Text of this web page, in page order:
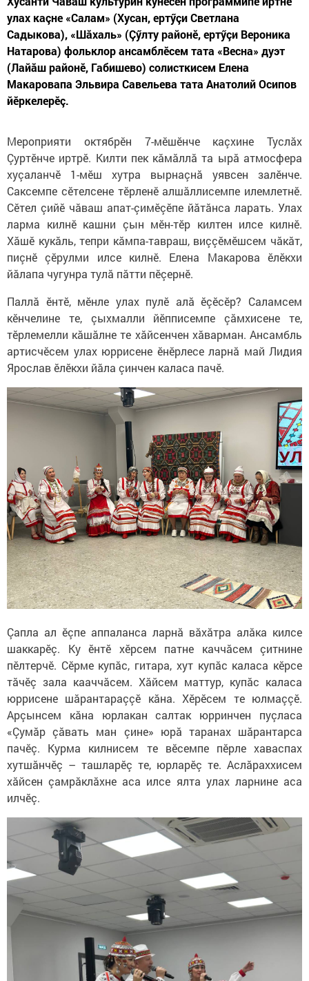
улах каçне «Салам» (Хусан, ертӳçи Светлана
Садыкова), «Шăхаль» (Çӳлту районӗ, ертӳçи Вероника
Натарова) фольклор ансамблӗсем тата «Весна» дуэт
(Лайăш районӗ, Габишево) солисткисем Елена
Макаровапа Эльвира Савельева тата Анатолий Осипов
йӗркелерӗç.
Мероприяти октябрӗн 7-мӗшӗнче каçхине Туслăх
Çуртӗнче иртрӗ. Килти пек кăмăллă та ырă атмосфера
хуçаланчӗ 1-мӗш хутра вырнаçнă уявсен залӗнче.
Саксемпе сӗтелсене тӗрленӗ алшăллисемпе илемлетнӗ.
Сӗтел çийӗ чăваш апат-çимӗçӗпе йăтăнса ларать. Улах
ларма килнӗ кашни çын мӗн-тӗр килтен илсе килнӗ.
Хăшӗ кукăль, тепри кăмпа-тавраш, виççӗмӗшсем чăкăт,
пиçнӗ çӗрулми илсе килнӗ. Елена Макарова ӗлӗкхи
йăлапа чугунра тулă пăтти пӗçернӗ.
Паллă ӗнтӗ, мӗнле улах пулӗ алă ӗçӗсӗр? Саламсем
кӗнчелине те, çыхмалли йӗпписемпе çăмхисене те,
тӗрлемелли кăшăлне те хăйсенчен хăварман. Ансамбль
артисчӗсем улах юррисене ӗнӗрлесе ларнă май Лидия
Ярослав ӗлӗкхи йăла çинчен каласа пачӗ.
Çапла ал ӗçпе аппаланса ларнă вăхăтра алăка килсе
шаккарӗç. Ку ӗнтӗ хӗрсем патне каччăсем çитнине
пӗлтерчӗ. Сӗрме купăс, гитара, хут купăс каласа кӗрсе
тăчӗç зала кааччăсем. Хăйсем маттур, купăс каласа
юррисене шăрантараççӗ кăна. Хӗрӗсем те юлмаççӗ.
Арçынсем кăна юрлакан салтак юрринчен пуçласа
«Çумăр çăвать ман çине» юрă таранах шăрантарса
пачӗç. Курма килнисем те вӗсемпе пӗрле хаваспах
хутшăнчӗç – ташларӗç те, юрларӗç те. Аслăраххисем
хăйсен çамрăклăхне аса илсе ялта улах ларнине аса
илчӗç.